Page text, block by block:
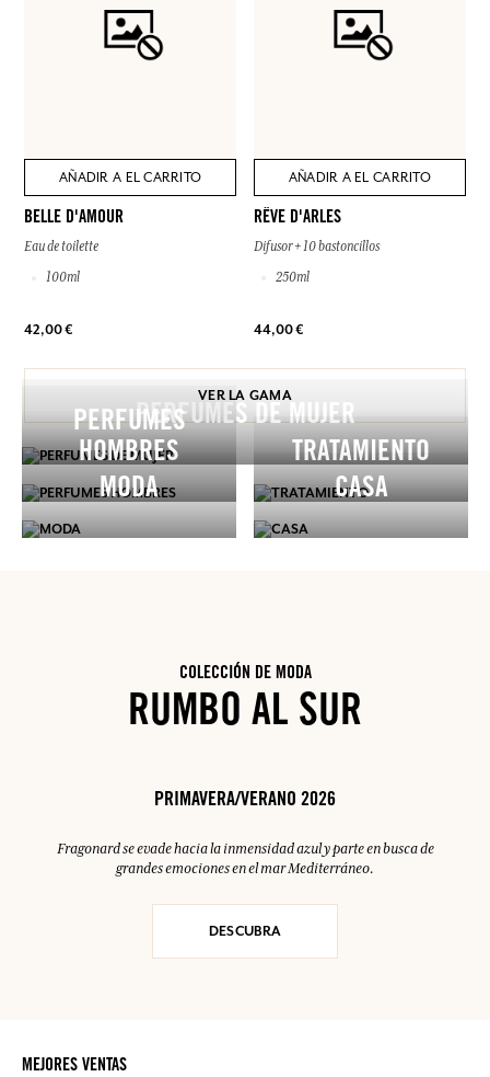
AÑADIR A EL CARRITO
BELLE D'AMOUR
Eau de toilette
100ml
42,00 €
AÑADIR A EL CARRITO
RÊVE D'ARLES
Difusor + 10 bastoncillos
250ml
44,00 €
VER LA GAMA
PERFUMES DE MUJER
PERFUMES
HOMBRES
TRATAMIENTO
MODA
CASA
COLECCIÓN DE MODA
RUMBO AL SUR
PRIMAVERA/VERANO 2026
Fragonard se evade hacia la inmensidad azul y parte en busca de
grandes emociones en el mar Mediterráneo.
DESCUBRA
MEJORES VENTAS